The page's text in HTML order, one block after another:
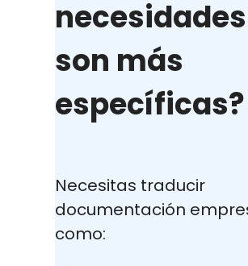
necesidades
son más
específicas?
Necesitas traducir
documentación
como: